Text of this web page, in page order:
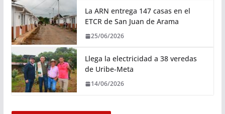
La ARN entrega 147 casas en el
ETCR de San Juan de Arama
25/06/2026
Llega la electricidad a 38 veredas
de Uribe-Meta
14/06/2026